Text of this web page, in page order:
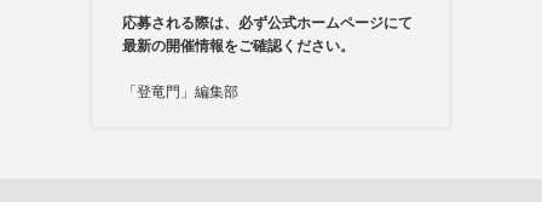
応募される際は、必ず公式ホームページにて
最新の開催情報をご確認ください。
「登竜門」編集部